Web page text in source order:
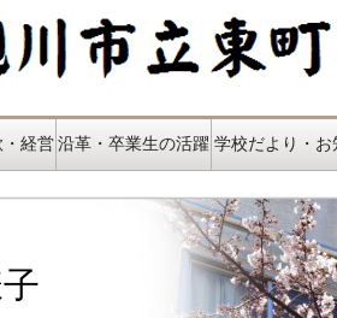
経営 沿革・卒業生の活躍 学校だより・お